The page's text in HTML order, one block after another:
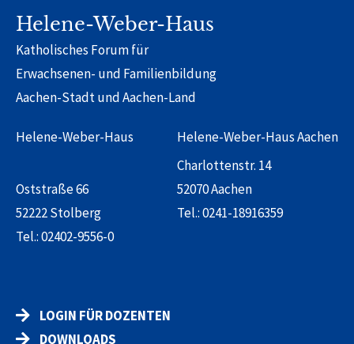
Helene-Weber-Haus
Katholisches Forum für
Erwachsenen- und Familienbildung
Aachen-Stadt und Aachen-Land
Helene-Weber-Haus
Oststraße 66
52222 Stolberg
Tel.:02402-9556-0
Helene-Weber-Haus Aachen
Charlottenstr. 14
52070 Aachen
Tel.:0241-18916359
LOGIN FÜR DOZENTEN
DOWNLOADS